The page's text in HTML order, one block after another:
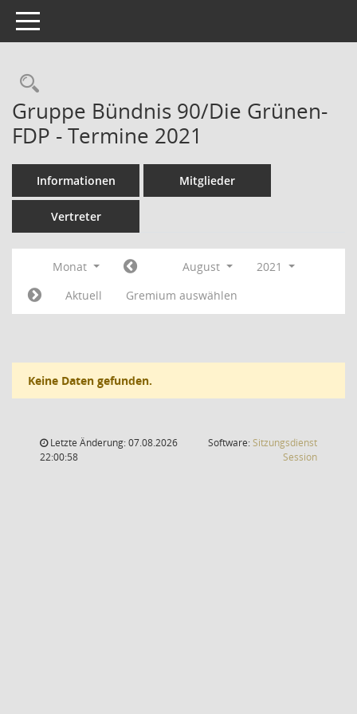
Toggle navigation
Rechercheauswahl
Gruppe Bündnis 90/Die Grünen-
FDP - Termine 2021
Informationen Mitglieder
Vertreter
Monat August
2021
Aktuell
Gremium auswählen
Keine Daten gefunden.
Letzte Änderung: 07.08.2026
22:00:58
Software:Sitzungsdienst
Session(Wird in